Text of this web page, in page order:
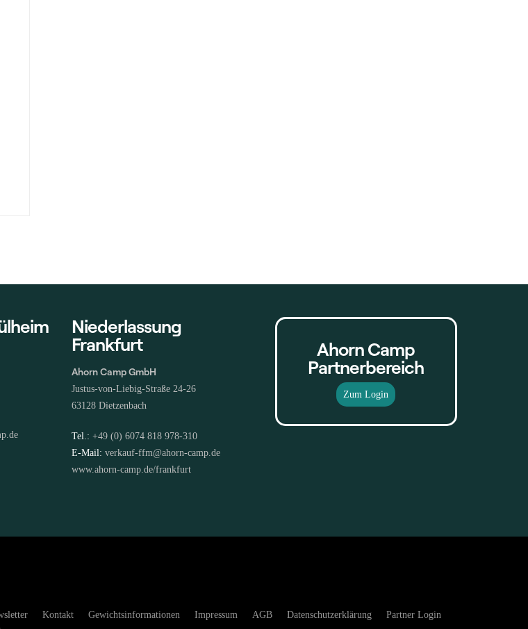
Niederlassung
Frankfurt
Ahorn Camp GmbH
Justus-von-Liebig-Straße 24-26
63128 Dietzenbach
Tel.: +49 (0) 6074 818 978-310
E-Mail: verkauf-ffm@ahorn-camp.de
www.ahorn-camp.de/frankfurt
Ahorn Camp
Partnerbereich
Zum Login
Kontakt Gewichtsinformationen Impressum AGB Datenschutzerklärung
Partner Login